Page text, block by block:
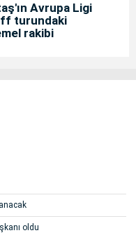
Avrupa Ligi
turundaki
rakibi
oldu